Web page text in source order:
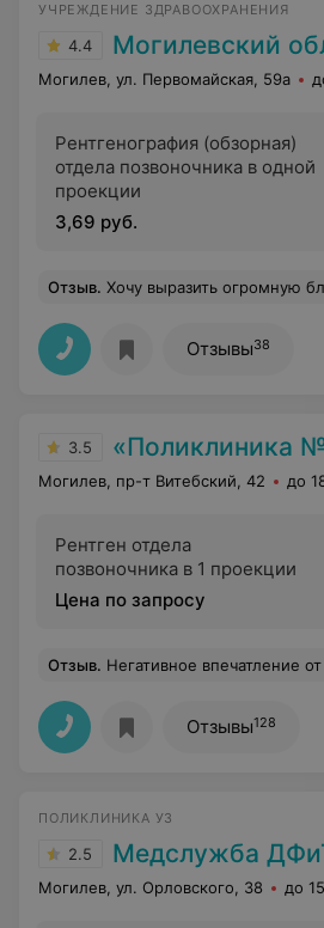
УЧРЕЖДЕНИЕ ЗДРАВООХРАНЕНИЯ
4.4 Могилевский
Могилев, ул. Первомайская, 59а
Рентгенография (обзорная)
отдела позвоночника в одной
проекции
3,69 руб.
Отзыв. Хочу выразить огромную благодарность врачу-эндокринологу Ковалкиной Вере Васильевне невероятное внимание, профессионализм и человеческое отношение. Очень приятно встретить не просто
Отзывы38
3.5 «Поликлиника
Могилев, пр-т Витебский, 42 до
Рентген отдела
позвоночника в 1 проекции
Цена по запросу
Отзыв. Негативное впечатление от обращение в данную поликлинику!!! Ребенок (подросток, 12 лет) пришел на снимок спины, я предварительно за день позвонила в регистратуру и уточнила, что нужно для снимка подростку (на этом был сделан акцент!). Регистратор ответила, что по
Отзывы128
ПОЛИКЛИНИКА УЗ
2.5 Медслужба
Могилев, ул. Орловского, 38 до